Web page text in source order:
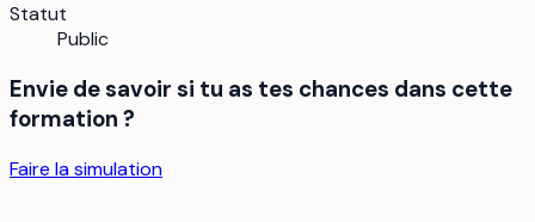
Statut
Public
Envie de savoir si tu as tes chances dans cette
formation ?
Faire la simulation